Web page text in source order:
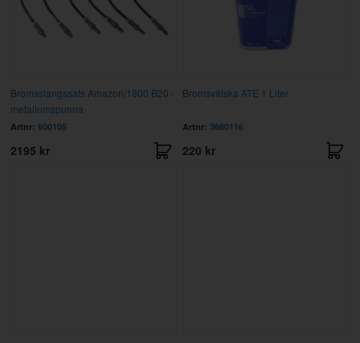
Bromsslangssats Amazon/1800 B20 -
metallomspunna
Artnr: 600105
2195 kr
Bromsvätska ATE 1 Liter
Artnr: 3680116
220 kr